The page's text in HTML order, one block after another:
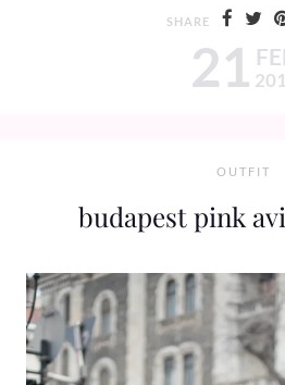
21
SHARE
OUTFIT
budapest pink